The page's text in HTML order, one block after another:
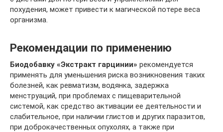
похудения, может привести к магической потере веса
организма.
Рекомендации по применению
Биодобавку «Экстракт гарцинии» рекомендуется
применять для уменьшения риска возникновения таких
болезней, как ревматизм, водянка, задержка
менструаций, при проблемах с пищеварительной
системой, как средство активации ее деятельности и
слабительное, при наличии глистов и других паразитов,
при доброкачественных опухолях, а также при